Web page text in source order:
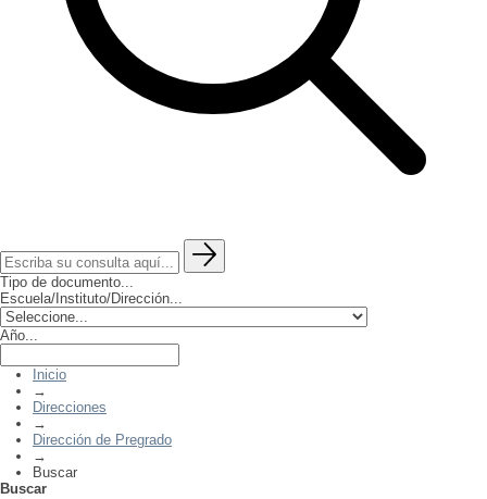
Tipo de documento...
Escuela/Instituto/Dirección...
Año...
Inicio
→
Direcciones
→
Dirección de Pregrado
→
Buscar
Buscar